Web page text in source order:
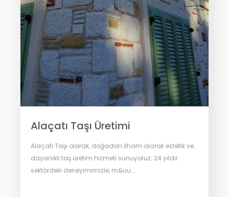
Alaçatı Taşı Üretimi
Alaçatı Taşı olarak, doğadan ilham alarak estetik ve
dayanıklı taş üretim hizmeti sunuyoruz. 24 yıldır
sektördeki deneyimimizle, m&uu...